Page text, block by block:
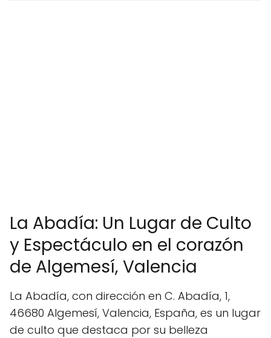
La Abadía: Un Lugar de Culto
y Espectáculo en el corazón
de Algemesí, Valencia
La Abadía, con dirección en C. Abadía, 1,
46680 Algemesí, Valencia, España, es un lugar
de culto que destaca por su belleza